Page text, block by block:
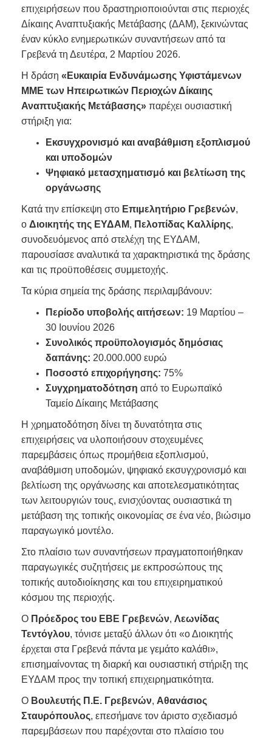
επιχειρήσεων που δραστηριοποιούνται στις περιοχές
Δίκαιης Αναπτυξιακής Μετάβασης (ΔΑΜ), ξεκινώντας
έναν κύκλο ενημερωτικών συναντήσεων από τα
Γρεβενά τη Δευτέρα, 2 Μαρτίου 2026.
Η δράση «Ευκαιρία Ενδυνάμωσης Υφιστάμενων
ΜΜΕ των Ηπειρωτικών Περιοχών Δίκαιης
Αναπτυξιακής Μετάβασης» παρέχει ουσιαστική
στήριξη για:
Εκσυγχρονισμό και αναβάθμιση εξοπλισμού
και υποδομών
Ψηφιακό μετασχηματισμό και βελτίωση της
οργάνωσης
Κατά την επίσκεψη στο Επιμελητήριο Γρεβενών,
ο Διοικητής της ΕΥΔΑΜ, Πελοπίδας Καλλίρης,
συνοδευόμενος από στελέχη της ΕΥΔΑΜ,
παρουσίασε αναλυτικά τα χαρακτηριστικά της δράσης
και τις προϋποθέσεις συμμετοχής.
Τα κύρια σημεία της δράσης περιλαμβάνουν:
Περίοδο υποβολής αιτήσεων: 19 Μαρτίου –
30 Ιουνίου 2026
Συνολικός προϋπολογισμός δημόσιας
δαπάνης: 20.000.000 ευρώ
Ποσοστό επιχορήγησης: 75%
Συγχρηματοδότηση από το Ευρωπαϊκό
Ταμείο Δίκαιης Μετάβασης
Η χρηματοδότηση δίνει τη δυνατότητα στις
επιχειρήσεις να υλοποιήσουν στοχευμένες
παρεμβάσεις όπως προμήθεια εξοπλισμού,
αναβάθμιση υποδομών, ψηφιακό εκσυγχρονισμό και
βελτίωση της οργάνωσης και αποτελεσματικότητας
των λειτουργιών τους, ενισχύοντας ουσιαστικά τη
μετάβαση της τοπικής οικονομίας σε ένα νέο, βιώσιμο
παραγωγικό μοντέλο.
Στο πλαίσιο των συναντήσεων πραγματοποιήθηκαν
παραγωγικές συζητήσεις με εκπροσώπους της
τοπικής αυτοδιοίκησης και του επιχειρηματικού
κόσμου της περιοχής.
Ο Πρόεδρος του ΕΒΕ Γρεβενών, Λεωνίδας
Τεντόγλου, τόνισε μεταξύ άλλων ότι «ο Διοικητής
έρχεται στα Γρεβενά πάντα με γεμάτο καλάθι»,
επισημαίνοντας τη διαρκή και ουσιαστική στήριξη της
ΕΥΔΑΜ προς την τοπική επιχειρηματικότητα.
Ο Βουλευτής Π.Ε. Γρεβενών, Αθανάσιος
Σταυρόπουλος, επεσήμανε τον άριστο σχεδιασμό
παρεμβάσεων που παρέχονται στο πλαίσιο του